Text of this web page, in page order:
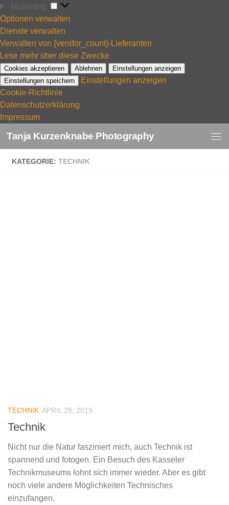
Marketing
Optionen verwalten
Dienste verwalten
Verwalten von {vendor_count}-Lieferanten
Lese mehr über diese Zwecke
Cookies akzeptieren Ablehnen
Einstellungen anzeigen
Einstellungen speichern
Einstellungen anzeigen
Cookie-Richtlinie
Datenschutzerklärung
Impressum
Tanja Kurzenknabe Photography
KATEGORIE: TECHNIK
TECHNIK APRIL 28, 2019
Technik
Nicht nur die Natur fasziniert mich, auch Technik ist
spannend und fotogen. Ein Besuch des Kasseler
Technikmuseums lohnt sich immer wieder. Aber es gibt
noch viele andere Möglichkeiten Technisches
einzufangen.